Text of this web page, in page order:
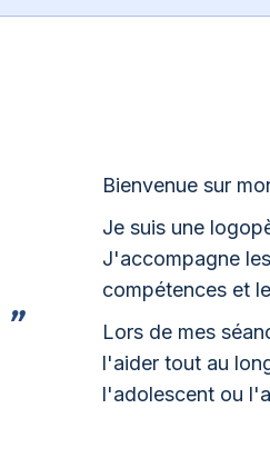
”
Bienvenue sur
Je suis une
J'accompagne
compétences et
Lors de mes
l'aider tout au
l'adolescent ou